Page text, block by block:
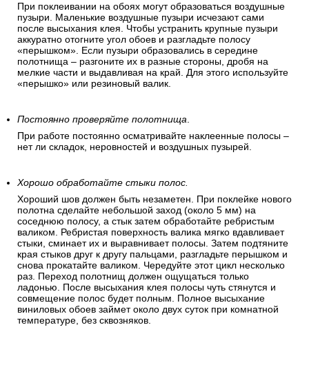
При поклеивании на обоях могут образоваться воздушные
пузыри. Маленькие воздушные пузыри исчезают сами
после высыхания клея. Чтобы устранить крупные пузыри
аккуратно отогните угол обоев и разгладьте полосу
«перышком». Если пузыри образовались в середине
полотнища – разгоните их в разные стороны, дробя на
мелкие части и выдавливая на край. Для этого используйте
«перышко» или резиновый валик.
Постоянно проверяйте полотнища.
При работе постоянно осматривайте наклеенные полосы –
нет ли складок, неровностей и воздушных пузырей.
Хорошо обработайте стыки полос.
Хороший шов должен быть незаметен. При поклейке нового
полотна сделайте небольшой заход (около 5 мм) на
соседнюю полосу, а стык затем обработайте ребристым
валиком. Ребристая поверхность валика мягко вдавливает
стыки, сминает их и выравнивает полосы. Затем подтяните
края стыков друг к другу пальцами, разгладьте перышком и
снова прокатайте валиком. Чередуйте этот цикл несколько
раз. Переход полотнищ должен ощущаться только
ладонью. После высыхания клея полосы чуть стянутся и
совмещение полос будет полным. Полное высыхание
виниловых обоев займет около двух суток при комнатной
температуре, без сквозняков.